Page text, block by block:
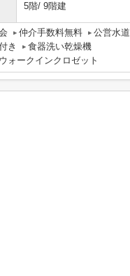
5階/ 9階建
仲介手数料無料
公営水道
き
食器洗い乾燥機
ウォークインクロゼット